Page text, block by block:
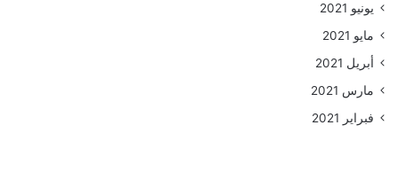
يونيو 2021
مايو 2021
أبريل 2021
مارس 2021
فبراير 2021